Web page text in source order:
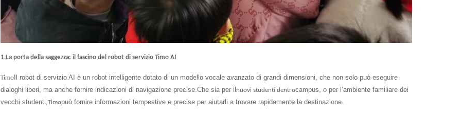
1.La porta della saggezza: il fascino del robot di servizio Timo AI
Timo Il robot di servizio AI è un robot intelligente dotato di un modello vocale avanzato di grandi dimensioni, che non solo può eseguire
dialoghi liberi, ma anche fornire indicazioni di navigazione precise.Che sia per il nuovi studenti dentrocampus, o per l’ambiente familiare dei
vecchi studenti,Timopuò fornire informazioni tempestive e precise per aiutarli a trovare rapidamente la destinazione.